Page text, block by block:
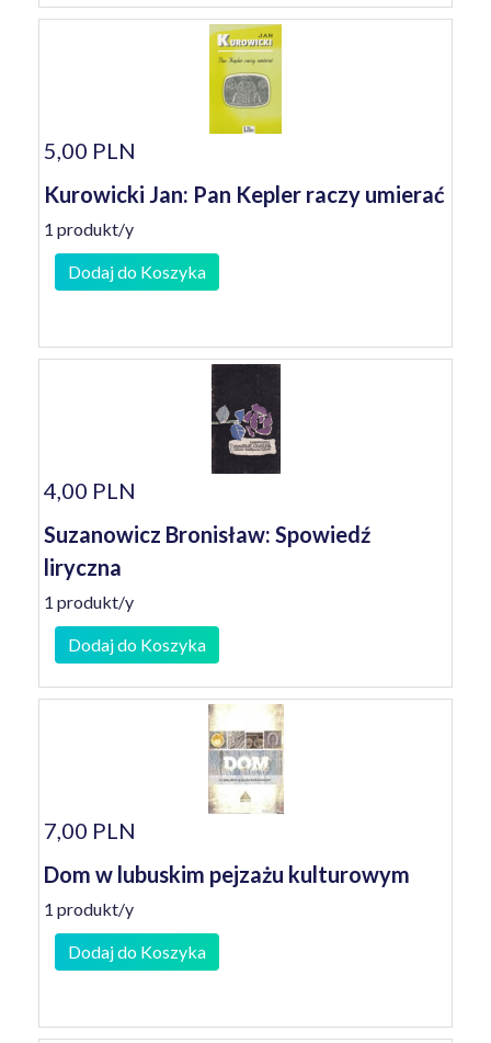
5,00 PLN
Kurowicki Jan: Pan Kepler raczy umierać
1 produkt/y
Dodaj do Koszyka
4,00 PLN
Suzanowicz Bronisław: Spowiedź
liryczna
1 produkt/y
Dodaj do Koszyka
7,00 PLN
Dom w lubuskim pejzażu kulturowym
1 produkt/y
Dodaj do Koszyka